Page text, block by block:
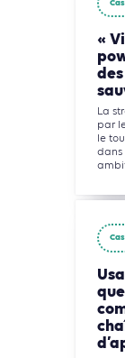
«
La
par
le
dans